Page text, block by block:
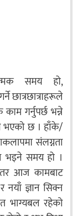
समय हो,
छात्रछात्राहरूले
गर्नुपर्छ भन्ने
भएको छ । हाँके/
संलग्नता
भइने समय हो ।
आज कामबाट
ज्ञान सिक्न
भाग्यबल रहेको